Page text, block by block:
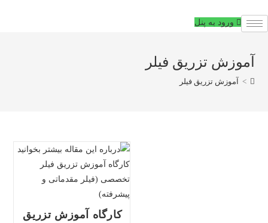
به
ورود به پنل
آموزش تزریق فیلر
> آموزش تزریق فیلر
کارگاه آموزش تزریق